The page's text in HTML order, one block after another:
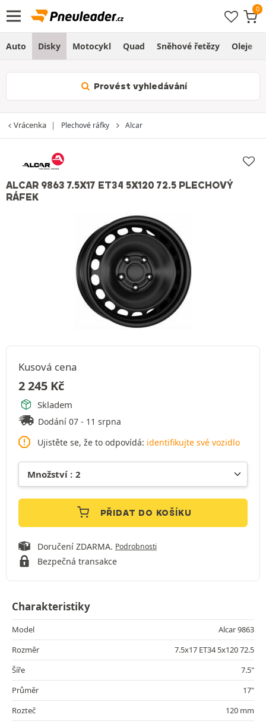
Auto Disky Motocykl Quad Sněhové řetězy Oleje
Provést vyhledávání
Vrácenka Plechové ráfky Alcar
ALCAR 9863 7.5X17 ET34 5X120 72.5 PLECHOVÝ
RÁFEK
Kusová cena
2 245 Kč
Skladem
Dodání 07 - 11 srpna
Ujistěte se, že to odpovídá: identifikujte své vozidlo
PŘIDAT DO KOŠÍKU
Doručení ZDARMA. Podrobnosti
Bezpečná transakce
Charakteristiky
Model
Alcar 9863
Rozměr
7.5x17 ET34 5x120 72.5
Šíře
7.5"
Průměr
17"
Rozteč
120 mm